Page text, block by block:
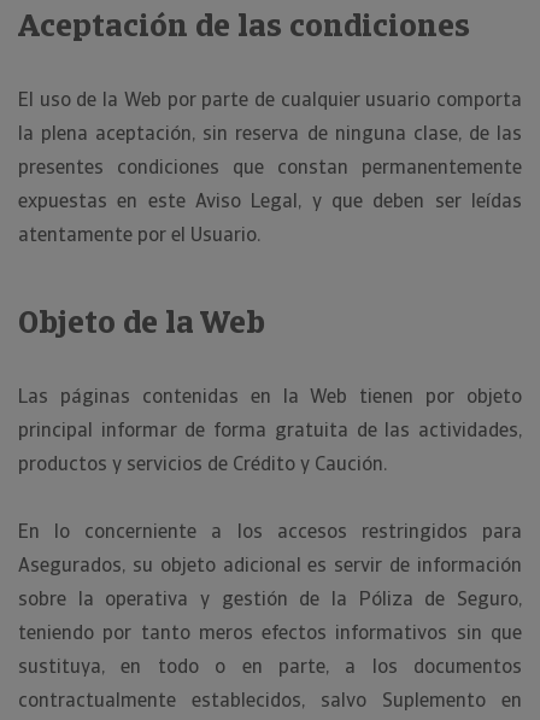
Aceptación de las condiciones
El uso de la Web por parte de cualquier usuario comporta
la plena aceptación, sin reserva de ninguna clase, de las
presentes condiciones que constan permanentemente
expuestas en este Aviso Legal, y que deben ser leídas
atentamente por el Usuario.
Objeto de la Web
Las páginas contenidas en la Web tienen por objeto
principal informar de forma gratuita de las actividades,
productos y servicios de Crédito y Caución.
En lo concerniente a los accesos restringidos para
Asegurados, su objeto adicional es servir de información
sobre la operativa y gestión de la Póliza de Seguro,
teniendo por tanto meros efectos informativos sin que
sustituya, en todo o en parte, a los documentos
contractualmente establecidos, salvo Suplemento en